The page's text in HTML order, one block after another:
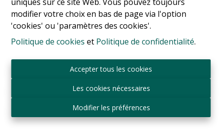
modifier votre choix en bas de page via l'option
'cookies' ou 'paramètres des cookies'.
Politique de cookies et Politique de confidentialité.
Accepter tous les cookies
Les cookies nécessaires
Modifier les préférences
Appartement
1060 Saint-Gilles Ref 17284
€ 895.000
1